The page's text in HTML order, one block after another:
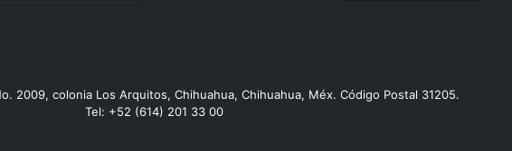
2009, colonia Los Arquitos, Chihuahua, Chihuahua, Méx. Código Postal 31205.
Tel: +52 (614) 201 33 00